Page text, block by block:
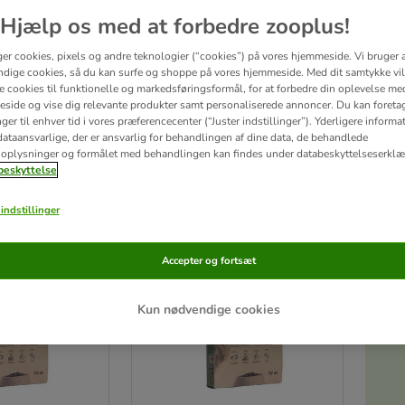
i 100% fødevarekvalitet, sundt og lækkert i aller bedste kvalitet fra Sverige.
dermed fødevareindustriens standarder. Tørfoder med frisk, svensk kød, æg
Artskorrekt, velafbalanceret foder til alle hunde. Magnussons er et familiefirma,
bibeholdes ved tilberedning med lave temperatur. Et sundt og lækkert måltid
been changed
Hjælp os med at forbedre zooplus!
cookies, pixels og andre teknologier (“cookies”) på vores hjemmeside. Vi bruger
cookies, så du kan surfe og shoppe på vores hjemmeside. Med dit samtykke
cookies til funktionelle og markedsføringsformål, for at forbedre din oplevelse
og vise dig relevante produkter samt personaliserede annoncer. Du kan
til enhver tid i vores præferencecenter (“Juster indstillinger”). Yderligere
der er ansvarlig for behandlingen af ​​dine data, de behandlede
og formålet med behandlingen kan findes under
Kun nødvendige cookies
Accepter og fortsæt